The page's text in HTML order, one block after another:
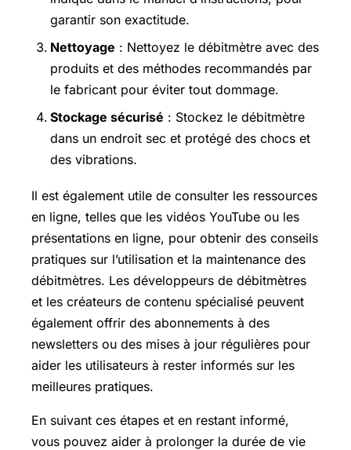
garantir son exactitude.
Nettoyage : Nettoyez le débitmètre avec des
produits et des méthodes recommandés par
le fabricant pour éviter tout dommage.
Stockage sécurisé : Stockez le débitmètre
dans un endroit sec et protégé des chocs et
des vibrations.
Il est également utile de consulter les ressources
en ligne, telles que les vidéos YouTube ou les
présentations en ligne, pour obtenir des conseils
pratiques sur l’utilisation et la maintenance des
débitmètres. Les développeurs de débitmètres
et les créateurs de contenu spécialisé peuvent
également offrir des abonnements à des
newsletters ou des mises à jour régulières pour
aider les utilisateurs à rester informés sur les
meilleures pratiques.
En suivant ces étapes et en restant informé,
vous pouvez aider à prolonger la durée de vie